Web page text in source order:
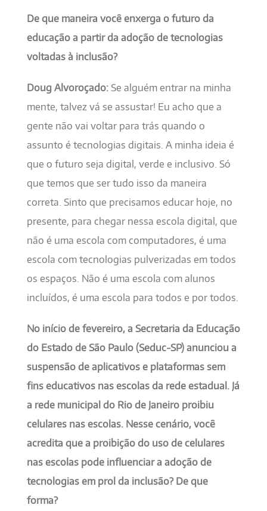
De que maneira você enxerga o futuro da
educação a partir da adoção de tecnologias
voltadas à inclusão?
Doug Alvoroçado: Se alguém entrar na minha
mente, talvez vá se assustar! Eu acho que a
gente não vai voltar para trás quando o
assunto é tecnologias digitais. A minha ideia é
que o futuro seja digital, verde e inclusivo. Só
que temos que ser tudo isso da maneira
correta. Sinto que precisamos educar hoje, no
presente, para chegar nessa escola digital, que
não é uma escola com computadores, é uma
escola com tecnologias pulverizadas em todos
os espaços. Não é uma escola com alunos
incluídos, é uma escola para todos e por todos.
No início de fevereiro, a Secretaria da Educação
do Estado de São Paulo (Seduc-SP) anunciou a
suspensão de aplicativos e plataformas sem
fins educativos nas escolas da rede estadual. Já
a rede municipal do Rio de Janeiro proibiu
celulares nas escolas. Nesse cenário, você
acredita que a proibição do uso de celulares
nas escolas pode influenciar a adoção de
tecnologias em prol da inclusão? De que
forma?